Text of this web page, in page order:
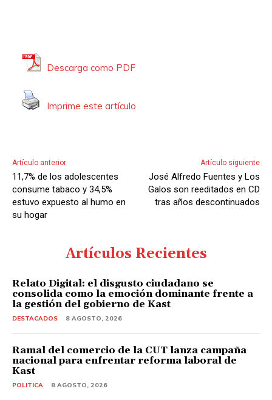
Descarga como PDF
Imprime este artículo
Artículo anterior
11,7% de los adolescentes
consume tabaco y 34,5%
estuvo expuesto al humo en
su hogar
Artículo siguiente
José Alfredo Fuentes y Los
Galos son reeditados en CD
tras años descontinuados
Artículos Recientes
Relato Digital: el disgusto ciudadano se
consolida como la emoción dominante frente a
la gestión del gobierno de Kast
DESTACADOS 8 AGOSTO, 2026
Ramal del comercio de la CUT lanza campaña
nacional para enfrentar reforma laboral de
Kast
POLITICA 8 AGOSTO, 2026